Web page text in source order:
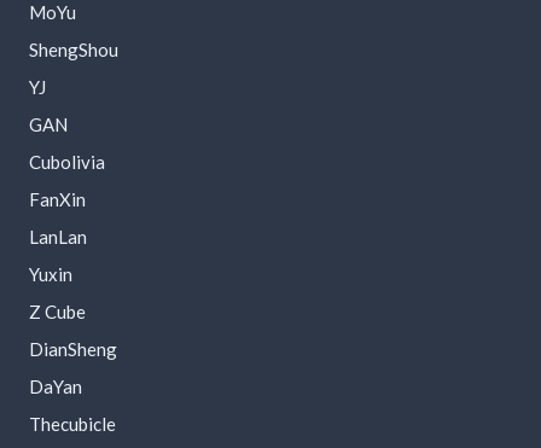
MoYu
ShengShou
YJ
GAN
Cubolivia
FanXin
LanLan
Yuxin
Z Cube
DianSheng
DaYan
Thecubicle